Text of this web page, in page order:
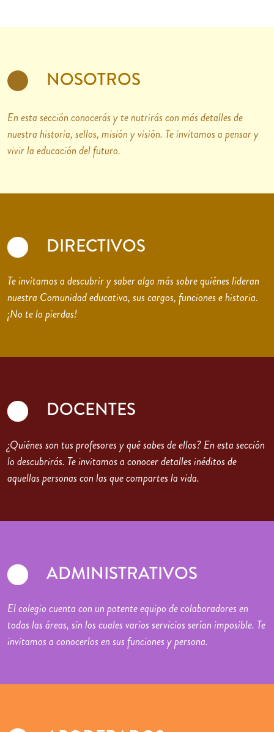
NOSOTROS
En esta sección conocerás y te nutrirás con más detalles de
nuestra historia, sellos, misión y visión. Te invitamos a pensar y
vivir la educación del futuro.
DIRECTIVOS
Te invitamos a descubrir y saber algo más sobre quiénes lideran
nuestra Comunidad educativa, sus cargos, funciones e historia.
¡No te lo pierdas!
DOCENTES
¿Quiénes son tus profesores y qué sabes de ellos? En esta sección
lo descubrirás. Te invitamos a conocer detalles inéditos de
aquellas personas con las que compartes la vida.
ADMINISTRATIVOS
El colegio cuenta con un potente equipo de colaboradores en
todas las áreas, sin los cuales varios servicios serían imposible. Te
invitamos a conocerlos en sus funciones y persona.